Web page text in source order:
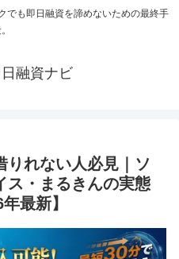
でも即日融資を諦めないための最終手
融資ナビ
りれない人必見｜ソ
ス・まるきんの実態
最新】